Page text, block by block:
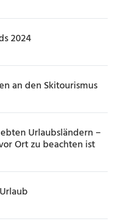
2024
an den Skitourismus
Urlaubsländern –
Ort zu beachten ist